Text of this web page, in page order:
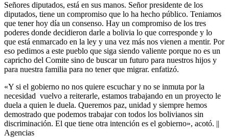
Señores diputados, está en sus manos. Señor presidente de los
diputados, tiene un compromiso que lo ha hecho público. Teniamos
que tener hoy día un consenso. Hay un compromiso de los tres
poderes donde decidieron darle a bolivia lo que corresponde y lo
que está enmarcado en la ley y una vez más nos vienen a mentir. Por
eso pedimos a este pueblo que siga siendo valiente porque no es un
capricho del Comite sino de buscar un futuro para nuestros hijos y
para nuestra familia para no tener que migrar. enfatizó.
«Y si el gobierno no nos quiere escuchar y no se inmuta por la
necesidad vuelvo a reiterarle, estamos trabajando en un proyecto le
duela a quien le duela. Queremos paz, unidad y siempre hemos
demostrado que podemos trabajar con todos los bolivianos sin
discriminación. El que tiene otra intención es el gobierno», acotó. ||
Agencias